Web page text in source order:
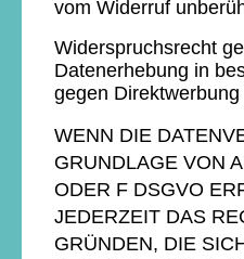
vom Widerruf
Widerspruchsrecht
Datenerhebung in
gegen
WENN DIE
GRUNDLAGE VON
ODER F DSGVO
JEDERZEIT DAS
GRÜNDEN, DIE